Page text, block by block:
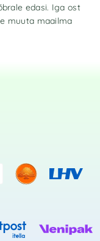
edasi. Iga ost
muuta maailma